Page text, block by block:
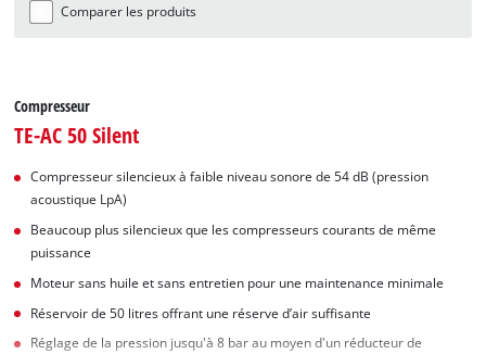
Comparer les produits
Compresseur
TE-AC 50 Silent
Compresseur silencieux à faible niveau sonore de 54 dB (pression
acoustique LpA)
Beaucoup plus silencieux que les compresseurs courants de même
puissance
Moteur sans huile et sans entretien pour une maintenance minimale
Réservoir de 50 litres offrant une réserve d’air suffisante
Réglage de la pression jusqu'à 8 bar au moyen d'un réducteur de